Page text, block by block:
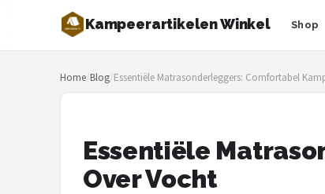
Kampeerartikelen Winkel Shop
Zoeken
NAVIGATIE
Home/Blog/Essentiële Matrasonderleggers: Comfortabel
Essentiële
Over Vocht